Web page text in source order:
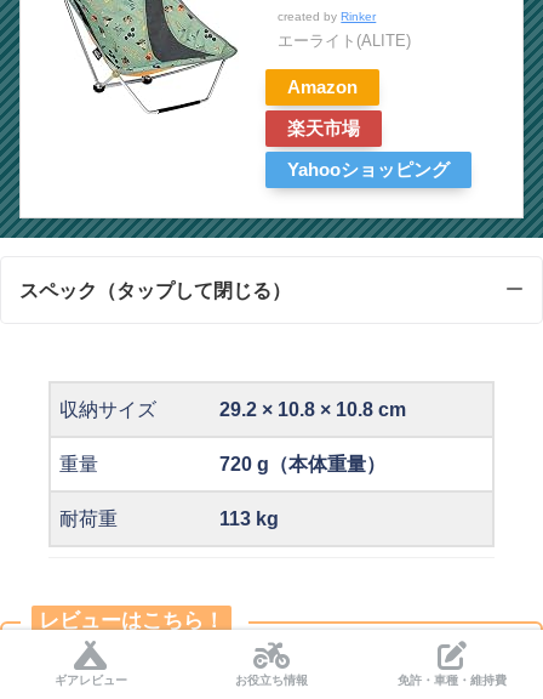
created byRinker
エーライト(ALITE)
Amazon
楽天市場
Yahooショッピング
スペック（タップして閉じる）
収納サイズ 29.2 × 10.8 × 10.8 cm
重量 720 g（本体重量）
耐荷重 113 kg
レビューはこちら！
≫ メイフライチェアとグラウンドチェアの比較【レ
ギアレビュー お役立ち情報 免許・車種・維持費